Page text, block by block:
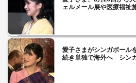
ェルメール展や医療福祉
愛子さまがシンガポー
続き単独で海外へ シン